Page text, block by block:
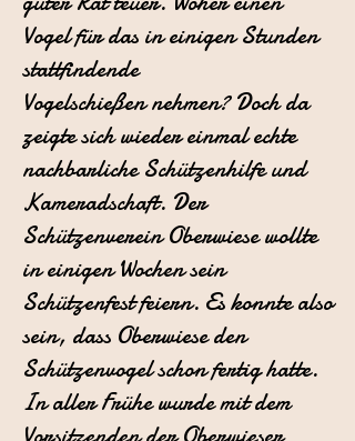
Vogel für das in einigen Stunden
stattfindende
Vogelschießen nehmen? Doch da
zeigte sich wieder einmal echte
nachbarliche Schützenhilfe und
Kameradschaft. Der
Schützenverein Oberwiese wollte
in einigen Wochen sein
Schützenfest feiern. Es konnte also
sein, dass Oberwiese den
Schützenvogel schon fertig hatte.
In aller Frühe wurde mit dem